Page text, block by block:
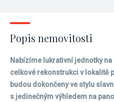
Popis nemovitosti
Nabízíme lukrativní jednotky
celkové rekonstrukci v lokalitě
budou dokončeny ve stylu
s jedinečným výhledem na